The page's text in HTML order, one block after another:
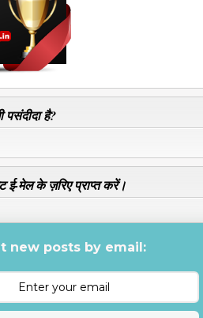
पसंदीदा है?
ई-मेल के ज़रिए प्राप्त करें।
new posts by email: